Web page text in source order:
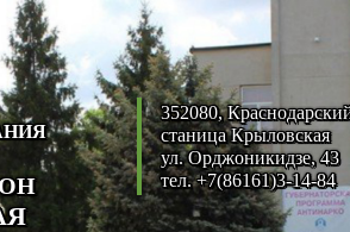
352080,
станица Крыловская
ул. Орджоникидзе, 43
тел. +7(86161)3-14-84